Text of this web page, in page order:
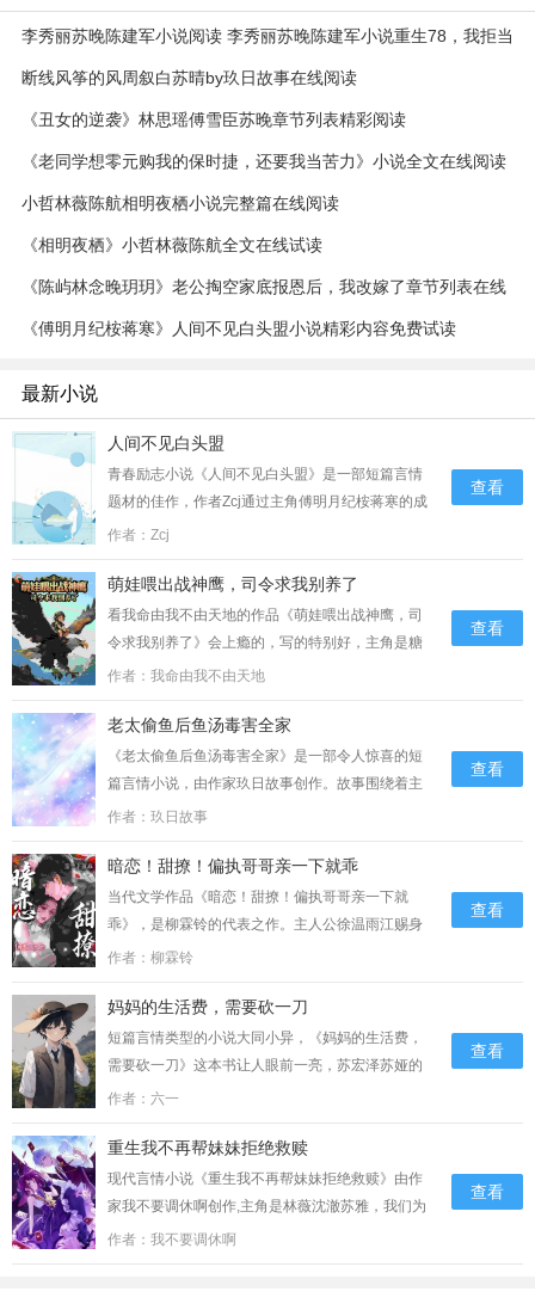
李秀丽苏晚陈建军小说阅读 李秀丽苏晚陈建军小说重生78，我拒当
断线风筝的风周叙白苏晴by玖日故事在线阅读
《丑女的逆袭》林思瑶傅雪臣苏晚章节列表精彩阅读
《老同学想零元购我的保时捷，还要我当苦力》小说全文在线阅读
小哲林薇陈航相明夜栖小说完整篇在线阅读
《相明夜栖》小哲林薇陈航全文在线试读
《陈屿林念晚玥玥》老公掏空家底报恩后，我改嫁了章节列表在线
《傅明月纪桉蒋寒》人间不见白头盟小说精彩内容免费试读
最新小说
人间不见白头盟
青春励志小说《人间不见白头盟》是一部短篇言情
题材的佳作，作者Zcj通过主角傅明月纪桉蒋寒的成
长历程勾勒出了一个鲜活的形象。小说以积极向上
能量。纪桉正坐在沙发上，一边刷手机热搜一边
闹：“为什么大家都说我是第三者？我明明什么都没
做，是你早就决定……...
作者：Zcj
查看
萌娃喂出战神鹰，司令求我别养了
看我命由我不由天地的作品《萌娃喂出战神鹰，司
令求我别养了》会上瘾的，写的特别好，主角是糖
豆顾北辰，小说描述的是:它们想和那只“铁鸟”比一
就要冲出去。“啾！”糖豆立刻制止了它。不
行……...
作者：我命由我不由天地
查看
老太偷鱼后鱼汤毒害全家
《老太偷鱼后鱼汤毒害全家》是一部令人惊喜的短
篇言情小说，由作家玖日故事创作。故事围绕着主
角李桂花张伟的成长和奇幻冒险展开，读者将被带
家的根，家里的事儿得她这个奶奶说了算。这天，
她又闲得慌，琢磨着去……。...
作者：玖日故事
查看
暗恋！甜撩！偏执哥哥亲一下就乖
当代文学作品《暗恋！甜撩！偏执哥哥亲一下就
乖》，是柳霖铃的代表之作。主人公徐温雨江赐身
上展现了时代的风貌和社会变迁，故事情节扣人心
中的种种问题，让读者对人性、社会有更深刻的认
识。等看清楚电话是谁打来的时候，他的眼中满是
错愕。她竟然也会主动给他打电话？想了想，他还
是接了。“喂？”“江赐，你在哪里呀？……...
作者：柳霖铃
查看
妈妈的生活费，需要砍一刀
短篇言情类型的小说大同小异，《妈妈的生活费，
需要砍一刀》这本书让人眼前一亮，苏宏泽苏娅的
故事脉络清晰，六一的文笔潇洒，结构严谨，写的
号了，你怎么还一个人都没找？800的生活费这么
耐花吗？我告诉你，要是这个月……...
作者：六一
查看
重生我不再帮妹妹拒绝救赎
现代言情小说《重生我不再帮妹妹拒绝救赎》由作
家我不要调休啊创作,主角是林薇沈澈苏雅，我们为
您提供重生我不再帮妹妹拒绝救赎首发最新章节及
作者：我不要调休啊
查看